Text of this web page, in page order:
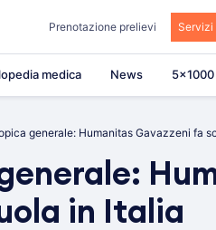
Prenotazione prelievi Servizi
medica News 5×1000
generale: Humanitas Gavazzeni fa
in Italia